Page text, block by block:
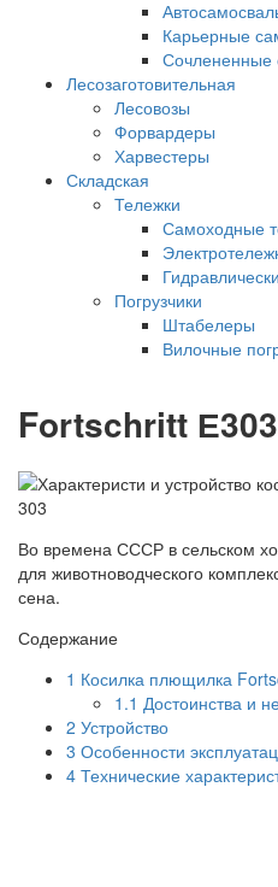
Карьерные
Сочлененные
Лесозаготовительная
Лесовозы
Форвардеры
Харвестеры
Складская
Тележки
Самоходные
Погрузчики
Штабелеры
Вилочные
Fortschritt
Во времена СССР в сельском
для животноводческого
сена.
Содержание
1 Косилка плющилка
1.1 Достоинства и
2 Устройство
3 Особенности
4 Технические